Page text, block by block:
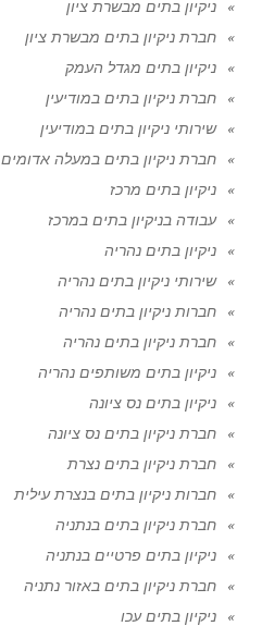
ניקיון בתים מבשרת ציון
חברת ניקיון בתים מבשרת ציון
ניקיון בתים מגדל העמק
חברת ניקיון בתים במודיעין
שירותי ניקיון בתים במודיעין
חברת ניקיון בתים במעלה אדומים
ניקיון בתים מרכז
עבודה בניקיון בתים במרכז
ניקיון בתים נהריה
שירותי ניקיון בתים נהריה
חברות ניקיון בתים נהריה
חברת ניקיון בתים נהריה
ניקיון בתים משותפים נהריה
ניקיון בתים נס ציונה
חברת ניקיון בתים נס ציונה
חברת ניקיון בתים נצרת
חברות ניקיון בתים בנצרת עילית
חברת ניקיון בתים בנתניה
ניקיון בתים פרטיים בנתניה
חברת ניקיון בתים באזור נתניה
ניקיון בתים עכו